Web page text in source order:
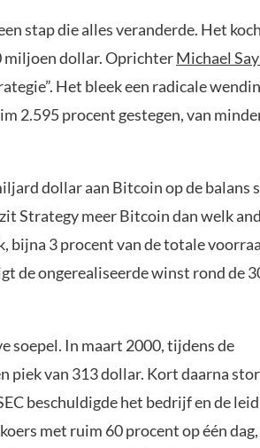
stap die alles veranderde. Het
miljoen dollar. OprichterMichael
Het bleek een radicale
2.595 procent gestegen, van
dollar aan Bitcoin op de balans
Strategy meer Bitcoin dan welk
bijna 3 procent van de totale
de ongerealiseerde winst rond de
soepel. In maart 2000, tijdens de
piek van 313 dollar. Kort daarna
beschuldigde het bedrijf en de
met ruim 60 procent op één